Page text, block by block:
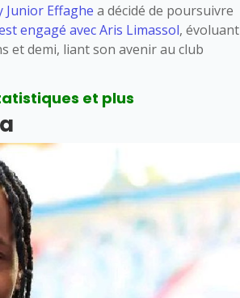
Junior Effaghe a décidé de poursuivre
engagé avec Aris Limassol, évoluant
et demi, liant son avenir au club
et plus